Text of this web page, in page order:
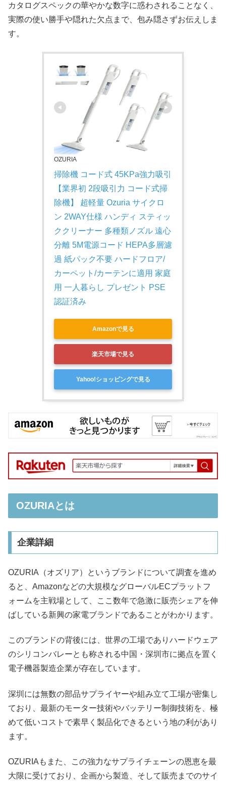
カタログスペックの華やかな数字に惑わされることなく、
実際の使い勝手や隠れた欠点まで、包み隠さずお伝えしま
す。
OZURIA
掃除機 コード式 45KPa強力吸引
【業界初 2段吸引力 コード式掃
除機】 超軽量 Ozuria サイクロ
ン 2WAY仕様 ハンディ スティッ
ククリーナー 多種類ノズル 遠心
分離 5M電源コード HEPA多層濾
過 紙パック不要 ハードフロア/
カーペット/カーテンに適用 家庭
用 一人暮らし プレゼント PSE
認証済み
Amazonで見る
楽天市場で見る
Yahoo!ショッピングで見る
OZURIAとは
企業詳細
OZURIA（オズリア）というブランドについて調査を進め
ると、Amazonなどの大規模なグローバルECプラットフ
ォームを主戦場として、ここ数年で急激に販売シェアを伸
ばしている新興の家電ブランドであることがわかります。
このブランドの背後には、世界の工場でありハードウェア
のシリコンバレーとも称される中国・深圳市に拠点を置く
電子機器製造企業が存在しています。
深圳には無数の部品サプライヤーや組み立て工場が密集し
ており、最新のモーター技術やバッテリー制御技術を、極
めて低いコストで素早く製品化できるという地の利があり
ます。
OZURIAもまた、この強力なサプライチェーンの恩恵を最
大限に受けており、企画から製造、そして販売までのサイ